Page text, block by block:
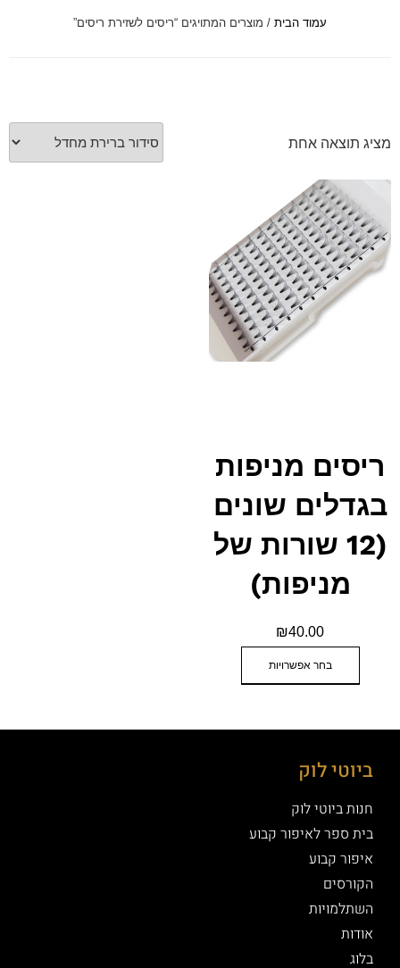
סמן קישורים
עמוד הבית / מוצרים המתויגים “ריסים לשזירת ריסים”
מציג תוצאה אחת
ריסים מניפות
בגדלים שונים
(12 שורות של
מניפות)
₪40.00
בחר אפשרויות
ביוטי לוק
חנות ביוטי לוק
בית ספר לאיפור קבוע
איפור קבוע
הקורסים
השתלמויות
אודות
בלוג